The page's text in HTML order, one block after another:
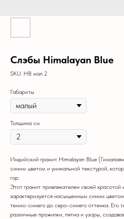
Слэбы Himalayan Blue
SKU: HB мал 2
Габариты
Толщина см
Индийский гранит Himalayan Blue
синим цветом и уникальной текстурой,
гор.
Этот гранит привлекателен своей
характеризуется насыщенным синим
темно-синего до серо-синего оттенка. Его
различные прожилки, пятна и узоры,